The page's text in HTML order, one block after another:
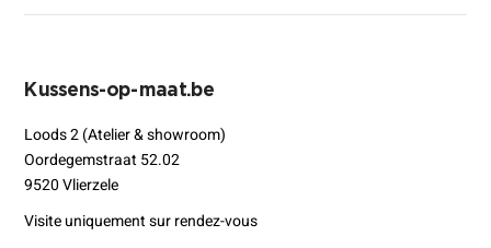
Kussens-op-maat.be
Loods 2 (Atelier & showroom)
Oordegemstraat 52.02
9520 Vlierzele
Visite uniquement sur rendez-vous